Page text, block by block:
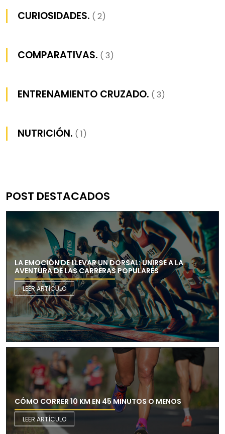
CURIOSIDADES. ( 2)
COMPARATIVAS. ( 3)
ENTRENAMIENTO CRUZADO. ( 3)
NUTRICIÓN. ( 1)
POST DESTACADOS
LA EMOCIÓN DE LLEVAR UN DORSAL: UNIRSE A LA
AVENTURA DE LAS CARRERAS POPULARES
LEER ARTÍCULO
CÓMO CORRER 10 KM EN 45 MINUTOS O MENOS
LEER ARTÍCULO